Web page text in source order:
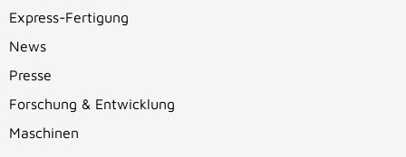
Express-Fertigung
News
Presse
Forschung & Entwicklung
Maschinen